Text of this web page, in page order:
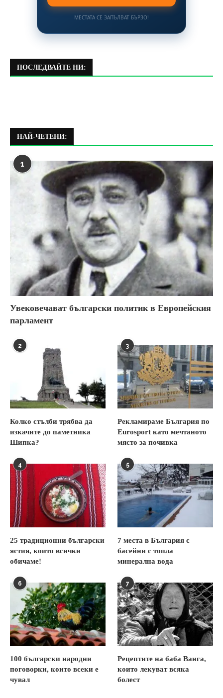
МЕСТАТА СЕ ЗАПЪЛВАТ БЪРЗО!
ПОСЛЕДВАЙТЕ НИ:
НАЙ-ЧЕТЕНИ:
1
Увековечават български политик в Европейския
парламент
2
Колко стълби трябва да
изкачите до паметника
Шипка?
3
Рекламираме България по
Eurosport като мечтаното
място за почивка
4
25 традиционни български
ястия, които всички
обичаме!
5
7 места в България с
басейни с топла
минерална вода
6
100 български народни
поговорки, които всеки е
чувал
7
Рецептите на баба Ванга,
които лекуват всяка
болест